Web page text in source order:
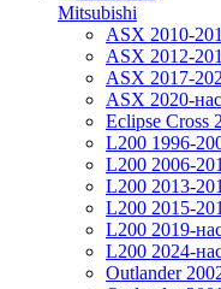
Mitsubishi
ASX 2010-
ASX 2012-
ASX 2017-
ASX 2020-
Eclipse Cross
L200 1996-
L200 2006-
L200 2013-
L200 2015-
L200 2019-
L200 2024-
Outlander